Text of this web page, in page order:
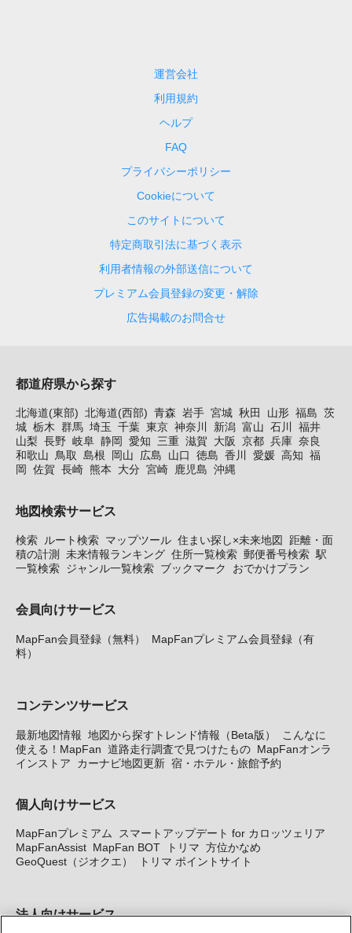
運営会社
利用規約
ヘルプ
FAQ
プライバシーポリシー
Cookieについて
このサイトについて
特定商取引法に基づく表示
利用者情報の外部送信について
プレミアム会員登録の変更・解除
広告掲載のお問合せ
都道府県から探す
北海道(東部) 北海道(西部) 青森 岩手 宮城 秋田 山形 福島 茨
城 栃木 群馬 埼玉 千葉 東京 神奈川 新潟 富山 石川
福井
山梨 長野 岐阜 静岡 愛知 三重 滋賀 大阪 京都 兵庫 奈良
和歌山 鳥取 島根 岡山 広島 山口 徳島 香川 愛媛 高知 福
岡
佐賀 長崎 熊本 大分 宮崎 鹿児島 沖縄
地図検索サービス
検索 ルート検索 マップツール 住まい探し×未来地図
距離・面
積の計測
未来情報ランキング 住所一覧検索 郵便番号検索 駅
一覧検索 ジャンル一覧検索 ブックマーク おでかけプラン
会員向けサービス
MapFan会員登録（無料）
MapFanプレミアム会員登録（有
料）
コンテンツサービス
最新地図情報 地図から探すトレンド情報（Beta版）
こんなに
使える！MapFan 道路走行調査で見つけたもの MapFanオンラ
インストア
カーナビ地図更新 宿・ホテル・旅館予約
個人向けサービス
MapFanプレミアム
スマートアップデート for カロッツェリア
MapFanAssist MapFan BOT トリマ 方位かなめ
GeoQuest（ジオクエ）
トリマ ポイントサイト
法人向けサービス